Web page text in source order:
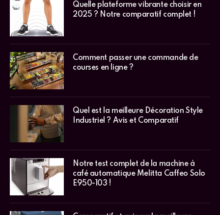
Quelle plateforme vibrante choisir en
2025 ? Notre comparatif complet !
Comment passer une commande de
courses en ligne ?
Quel est la meilleure Décoration Style
Industriel ? Avis et Comparatif
Notre test complet de la machine à
café automatique Melitta Caffeo Solo
E950-103 !